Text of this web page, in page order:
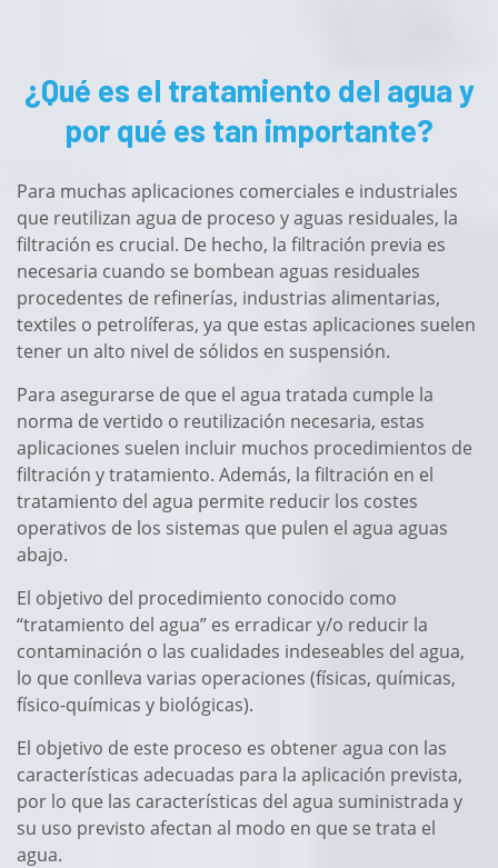
¿Qué es el tratamiento del agua y
por qué es tan importante?
Para muchas aplicaciones comerciales e industriales
que reutilizan agua de proceso y aguas residuales, la
filtración es crucial. De hecho, la filtración previa es
necesaria cuando se bombean aguas residuales
procedentes de refinerías, industrias alimentarias,
textiles o petrolíferas, ya que estas aplicaciones suelen
tener un alto nivel de sólidos en suspensión.
Para asegurarse de que el agua tratada cumple la
norma de vertido o reutilización necesaria, estas
aplicaciones suelen incluir muchos procedimientos de
filtración y tratamiento. Además, la filtración en el
tratamiento del agua permite reducir los costes
operativos de los sistemas que pulen el agua aguas
abajo.
El objetivo del procedimiento conocido como
“tratamiento del agua” es erradicar y/o reducir la
contaminación o las cualidades indeseables del agua,
lo que conlleva varias operaciones (físicas, químicas,
físico-químicas y biológicas).
El objetivo de este proceso es obtener agua con las
características adecuadas para la aplicación prevista,
por lo que las características del agua suministrada y
su uso previsto afectan al modo en que se trata el
agua.